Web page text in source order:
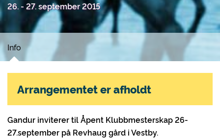
26. - 27. september 2015
Info
Gandur inviterer til Åpent Klubbmesterskap 26-
27.september på Revhaug gård i Vestby.
Arrangementet er afholdt